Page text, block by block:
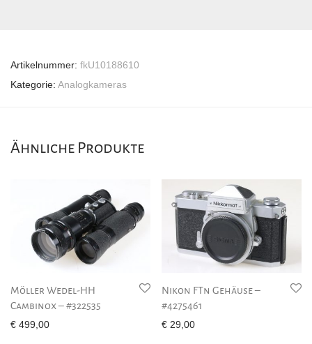
Artikelnummer: fkU10188610
Kategorie: Analogkameras
Ähnliche Produkte
Möller Wedel-HH
Cambinox – #322535
€ 499,00
Nikon FTn Gehäuse –
#4275461
€ 29,00